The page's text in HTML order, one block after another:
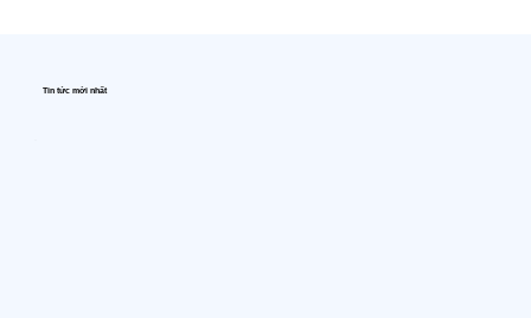
Tin tức mới nhất